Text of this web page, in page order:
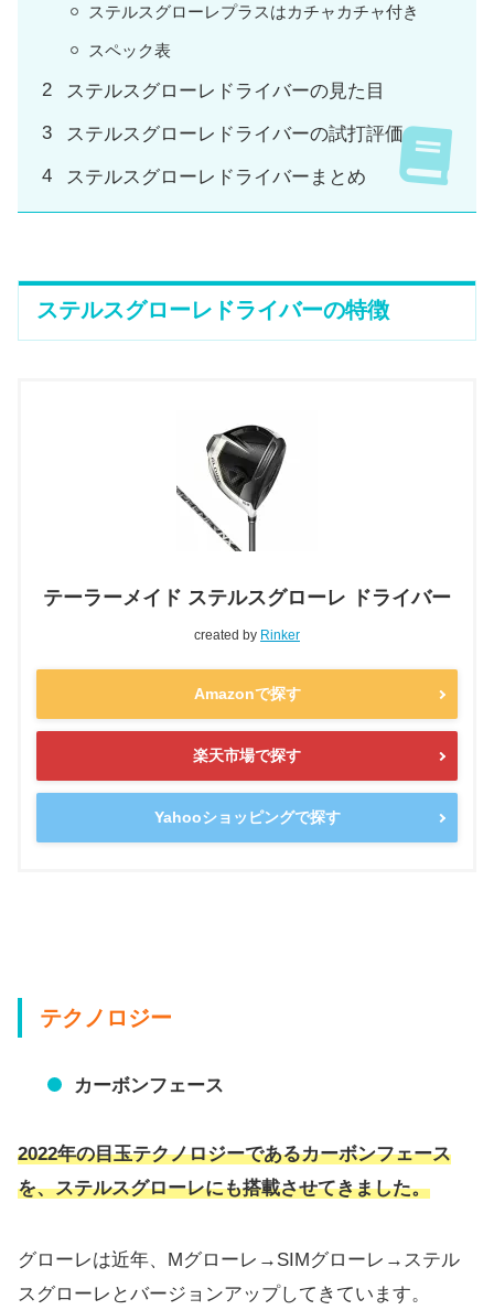
ステルスグローレプラスはカチャカチャ付き
スペック表
ステルスグローレドライバーの見た目
ステルスグローレドライバーの試打評価
ステルスグローレドライバーまとめ
ステルスグローレドライバーの特徴
テーラーメイド ステルスグローレ ドライバー
created by Rinker
Amazonで探す
楽天市場で探す
Yahooショッピングで探す
テクノロジー
カーボンフェース
2022年の目玉テクノロジーであるカーボンフェース
を、ステルスグローレにも搭載させてきました。
グローレは近年、Mグローレ→SIMグローレ→ステル
スグローレ とバージョンアップしてきています。